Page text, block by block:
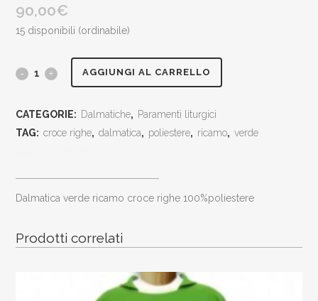
90,00€
15 disponibili (ordinabile)
dalmatica
righe
100%poliestere
AGGIUNGI AL CARRELLO
CATEGORIE: Dalmatiche, Paramenti liturgici
TAG: croce righe, dalmatica, poliestere, ricamo, verde
dalmatica verde ricamo croce righe 100%poliestere
Prodotti correlati